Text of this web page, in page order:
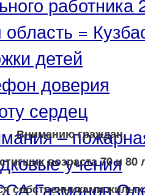
=
детей
доверия
сердец
–
учения
Газманов
Вниманию граждан,
возраста 70 и 80
собственниками